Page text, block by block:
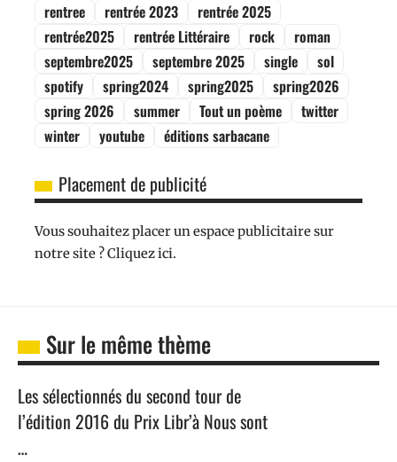
rentree
rentrée 2023
rentrée 2025
rentrée2025
rentrée Littéraire rock
roman
septembre2025
septembre 2025 single
sol
spotify
spring2024 spring2025
spring2026
spring 2026
summer Tout un poème
twitter
winter
youtube éditions sarbacane
Placement de publicité
Vous souhaitez placer un espace publicitaire sur
notre site ? Cliquez ici.
Sur le même thème
Les sélectionnés du second tour de
l’édition 2016 du Prix Libr’à Nous sont
…